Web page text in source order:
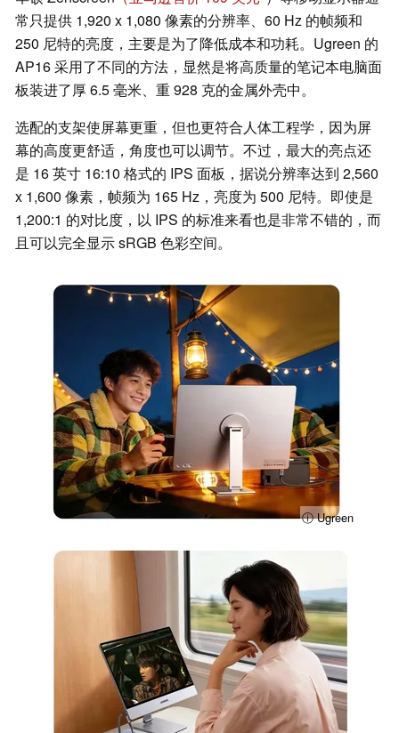
常只提供 1,920 x 1,080 像素的分辨率、60 Hz 的帧频和
250 尼特的亮度，主要是为了降低成本和功耗。Ugreen 的
AP16 采用了不同的方法，显然是将高质量的笔记本电脑面
板装进了厚 6.5 毫米、重 928 克的金属外壳中。
选配的支架使屏幕更重，但也更符合人体工程学，因为屏
幕的高度更舒适，角度也可以调节。不过，最大的亮点还
是 16 英寸 16:10 格式的 IPS 面板，据说分辨率达到 2,560
x 1,600 像素，帧频为 165 Hz，亮度为 500 尼特。即使是
1,200:1 的对比度，以 IPS 的标准来看也是非常不错的，而
且可以完全显示 sRGB 色彩空间。
ⓘ Ugreen